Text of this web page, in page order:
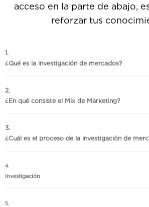
acceso en la parte de abajo,
reforzar tus
¿Qué es la investigación de mercados?
¿En qué consiste el Mix de Marketing?
¿Cuál es el proceso de la investigación de
4. ¿Cuáles
investigación